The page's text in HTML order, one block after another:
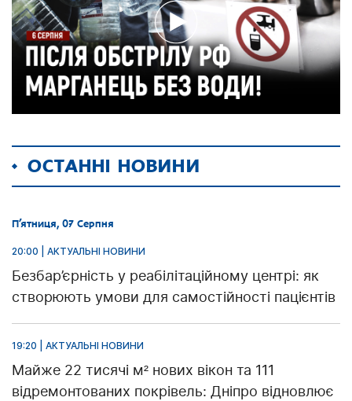
ОСТАННІ НОВИНИ
П’ятниця, 07 Серпня
20:00 | АКТУАЛЬНІ НОВИНИ
Безбар’єрність у реабілітаційному центрі: як
створюють умови для самостійності пацієнтів
19:20 | АКТУАЛЬНІ НОВИНИ
Майже 22 тисячі м² нових вікон та 111
відремонтованих покрівель: Дніпро відновлює